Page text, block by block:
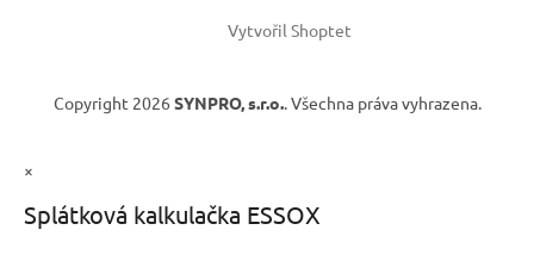
Vytvořil Shoptet
Copyright 2026 SYNPRO, s.r.o.. Všechna práva vyhrazena.
×
Splátková kalkulačka ESSOX